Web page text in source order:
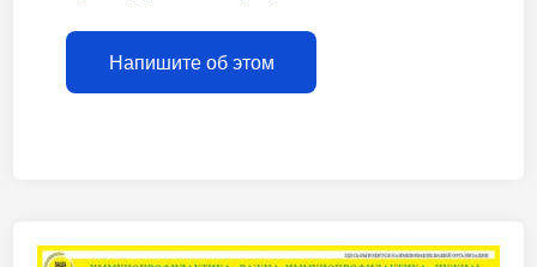
Напишите об этом